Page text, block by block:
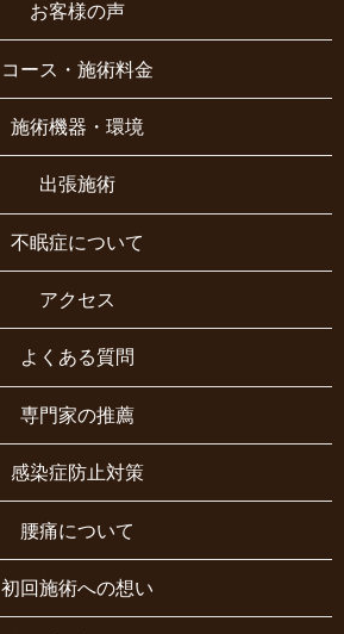
お客様の声
コース・施術料金
施術機器・環境
出張施術
不眠症について
アクセス
よくある質問
専門家の推薦
感染症防止対策
腰痛について
初回施術への想い